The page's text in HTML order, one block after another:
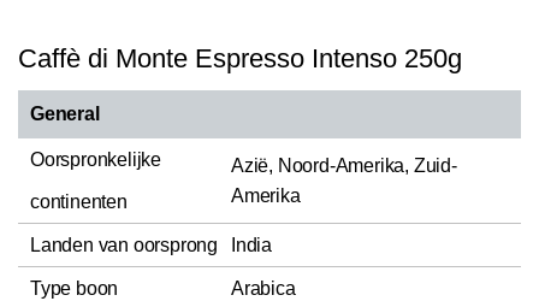
Caffè di Monte Espresso Intenso 250g
General
Oorspronkelijke
continenten
Azië, Noord-Amerika, Zuid-
Amerika
Landen van oorsprong India
Type boon Arabica